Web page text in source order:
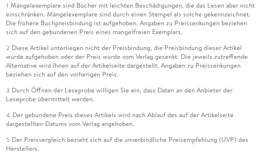
1 Mängelexemplare sind Bücher mit leichten Beschädigungen, die das Lesen aber nicht
einschränken. Mängelexemplare sind durch einen Stempel als solche gekennzeichnet.
Die frühere Buchpreisbindung ist aufgehoben. Angaben zu Preissenkungen beziehen
sich auf den gebundenen Preis eines mangelfreien Exemplars.
2 Diese Artikel unterliegen nicht der Preisbindung, die Preisbindung dieser Artikel
wurde aufgehoben oder der Preis wurde vom Verlag gesenkt. Die jeweils zutreffende
Alternative wird Ihnen auf der Artikelseite dargestellt. Angaben zu Preissenkungen
beziehen sich auf den vorherigen Preis.
3 Durch Öffnen der Leseprobe willigen Sie ein, dass Daten an den Anbieter der
Leseprobe übermittelt werden.
4 Der gebundene Preis dieses Artikels wird nach Ablauf des auf der Artikelseite
dargestellten Datums vom Verlag angehoben.
5 Der Preisvergleich bezieht sich auf die unverbindliche Preisempfehlung (UVP) des
Herstellers.